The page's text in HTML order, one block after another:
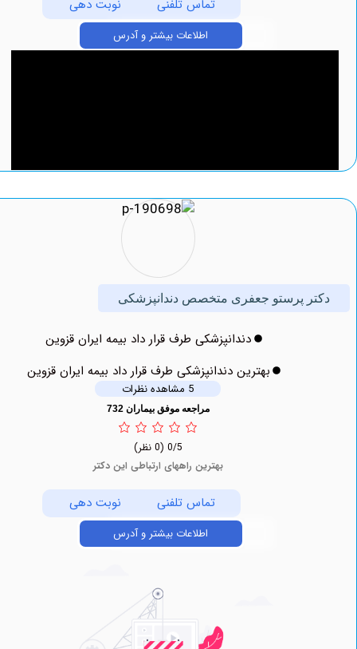
تماس تلفنی نوبت دهی
اطلاعات بیشتر و آدرس
پرستو جعفری متخصص دندانپزشکی
دندانپزشکی طرف قرار داد بیمه ایران قزوین
بهترین دندانپزشکی طرف قرار داد بیمه ایران قزوین
مراجعه موفق بیماران 732
بهترین راههای ارتباطی این دکتر
تماس تلفنی نوبت دهی
اطلاعات بیشتر و آدرس